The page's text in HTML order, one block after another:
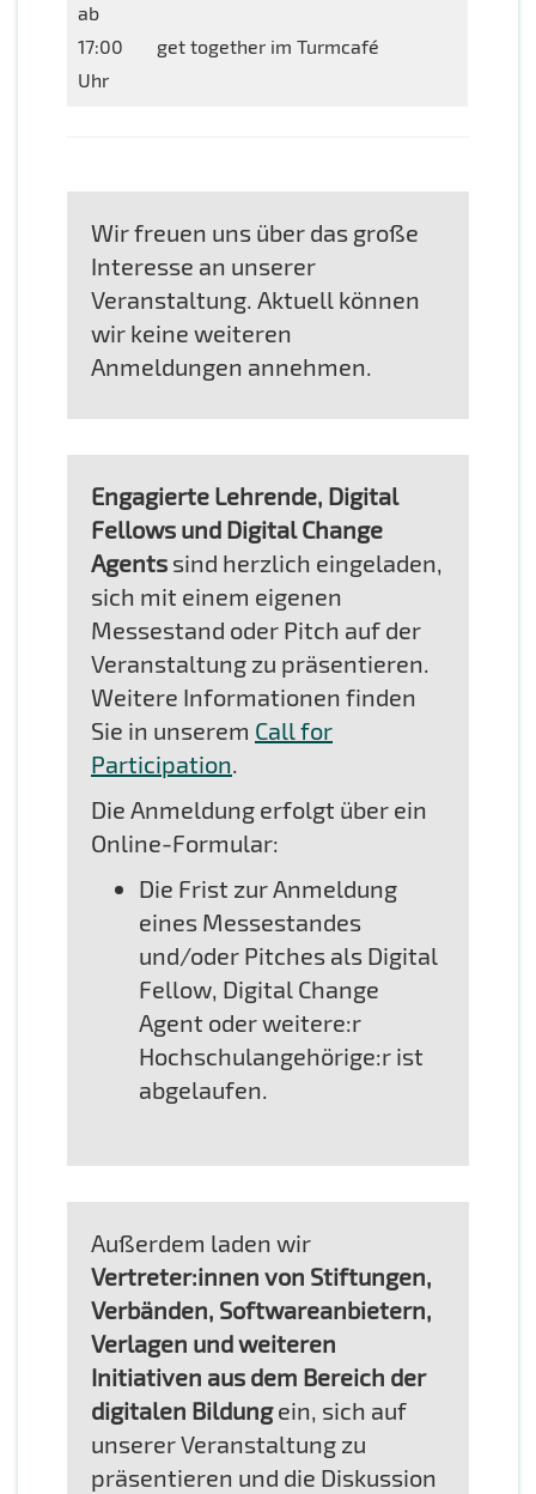
ab
17:00
Uhr
get together im Turmcafé
Wir freuen uns über das große
Interesse an unserer
Veranstaltung. Aktuell können
wir keine weiteren
Anmeldungen annehmen.
Engagierte Lehrende, Digital
Fellows und Digital Change
Agents sind herzlich eingeladen,
sich mit einem eigenen
Messestand oder Pitch auf der
Veranstaltung zu präsentieren.
Weitere Informationen finden
Sie in unserem Call for
Participation.
Die Anmeldung erfolgt über ein
Online-Formular:
Die Frist zur Anmeldung
eines Messestandes
und/oder Pitches als Digital
Fellow, Digital Change
Agent oder weitere:r
Hochschulangehörige:r ist
abgelaufen.
Außerdem laden wir
Vertreter:innen von Stiftungen,
Verbänden, Softwareanbietern,
Verlagen und weiteren
Initiativen aus dem Bereich der
digitalen Bildungein, sich auf
unserer Veranstaltung zu
präsentieren und die Diskussion